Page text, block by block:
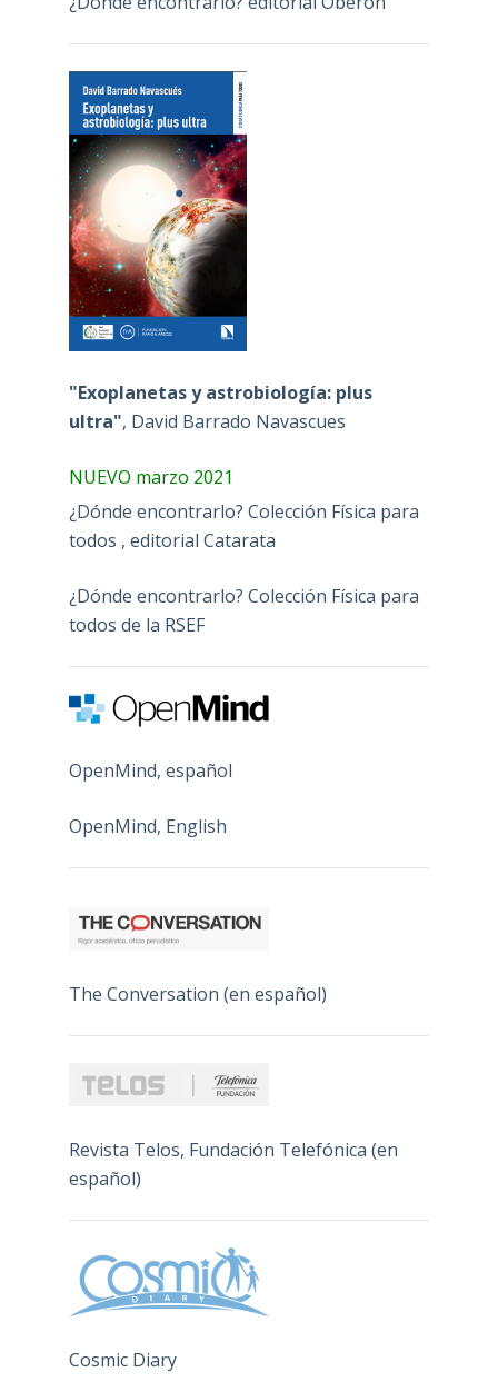
"Exoplanetas y astrobiología: plus
ultra", David Barrado Navascues
NUEVO marzo 2021
¿Dónde encontrarlo? Colección Física para
todos , editorial Catarata
¿Dónde encontrarlo? Colección Física para
todos de la RSEF
OpenMind, español
OpenMind, English
The Conversation (en español)
Revista Telos, Fundación Telefónica (en
español)
Cosmic Diary